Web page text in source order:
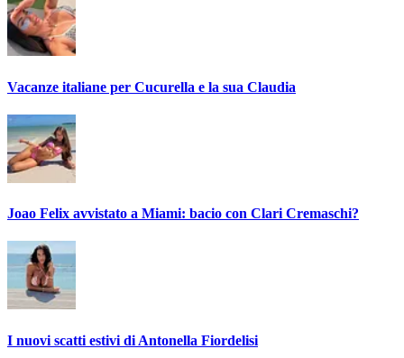
Vacanze italiane per Cucurella e la sua Claudia
Joao Felix avvistato a Miami: bacio con Clari Cremaschi?
I nuovi scatti estivi di Antonella Fiordelisi